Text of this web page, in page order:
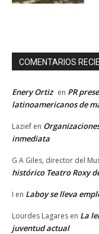
COMENTARIOS
Enery Ortiz en PR
latinoamericanos de
Lazief en
inmediata
G A Giles, director del
histórico Teatro Roxy
I en Laboy se lleva
Lourdes Lagares en La
juventud actual